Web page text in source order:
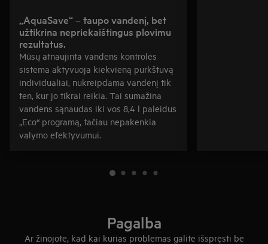
„AquaSave“ – taupo vandenį, bet
užtikrina nepriekaištingus plovimu
rezultatus.
Mūsų atnaujinta vandens kontrolės
sistema aktyvuoja kiekvieną purkštuvą
individualiai, nukreipdama vandenį tik
ten, kur jo tikrai reikia. Tai sumažina
vandens sąnaudas iki vos 8,4 l paleidus
„Eco“ programą, tačiau nepakenkia
valymo efektyvumui.
Pagalba
Ar žinojote, kad kai kurias problemas galite išspręsti be